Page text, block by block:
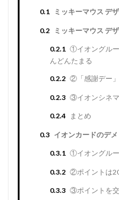
0.1 ミッキーマウス デ
0.2 ミッキーマウス デ
0.2.1 ①イオングル
んどんたまる
0.2.2 ②「感謝デー
0.2.3 ③イオンシネ
0.2.4 まとめ
0.3 イオンカードのデメ
0.3.1 ①イオングル
0.3.2 ②ポイントは
0.3.3 ③ポイントを